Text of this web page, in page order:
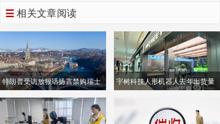
相关文章阅读
特朗普受访放狠话扬言禁购瑞士
商品抹平贸易逆差 双方贸易数据
与经贸纽带实际情况反差明显
宇树科技人形机器人去年出货量
加码核心技术研发